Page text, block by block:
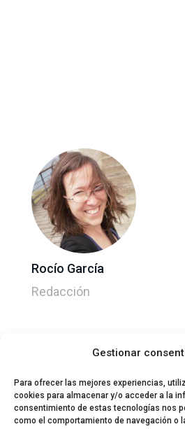
Gestionar
Para ofrecer las mejores experiencias,
cookies para almacenar y/o acceder a la
consentimiento de estas tecnologías nos
como el comportamiento de navegación o
Rocío García
Redacción